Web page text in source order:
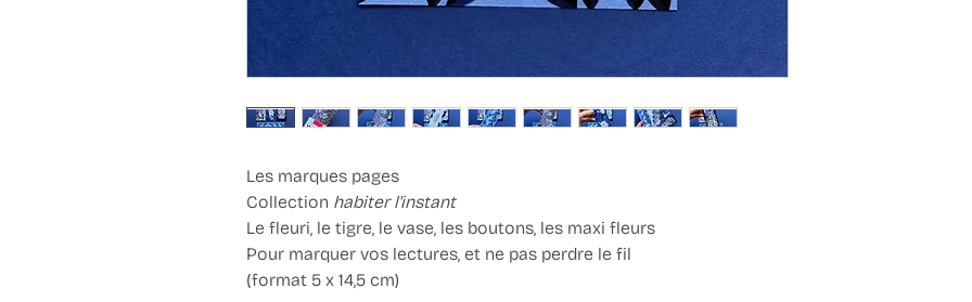
Les marques pages
Collection habiter l'instant
Le fleuri, le tigre, le vase, les boutons, les maxi fleurs
Pour marquer vos lectures, et ne pas perdre le fil
(format 5 x 14,5 cm)